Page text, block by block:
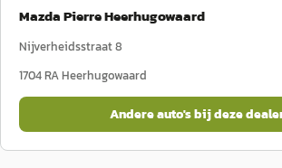
Mazda Pierre Heerhugowaard
Nijverheidsstraat 8
1704 RAHeerhugowaard
Andere auto's bij deze